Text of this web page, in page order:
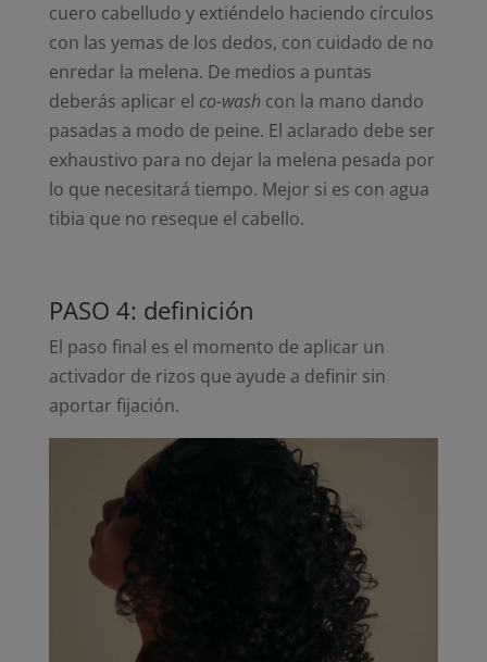
cuero cabelludo y extiéndelo haciendo círculos
con las yemas de los dedos, con cuidado de no
enredar la melena. De medios a puntas
deberás aplicar el co-wash con la mano dando
pasadas a modo de peine. El aclarado debe ser
exhaustivo para no dejar la melena pesada por
lo que necesitará tiempo. Mejor si es con agua
tibia que no reseque el cabello.
PASO 4: definición
El paso final es el momento de aplicar un
activador de rizos que ayude a definir sin
aportar fijación.
Reproductor